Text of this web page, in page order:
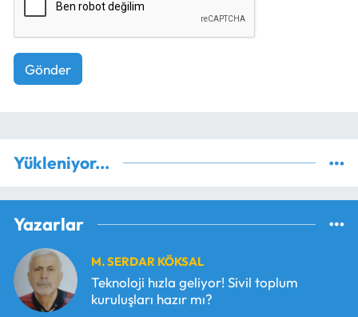
Gönder
Yükleniyor...
Yazarlar
M. SERDAR KÖKSAL
Teknoloji hızla geliyor! Sivil toplum
kuruluşları hazır mı?